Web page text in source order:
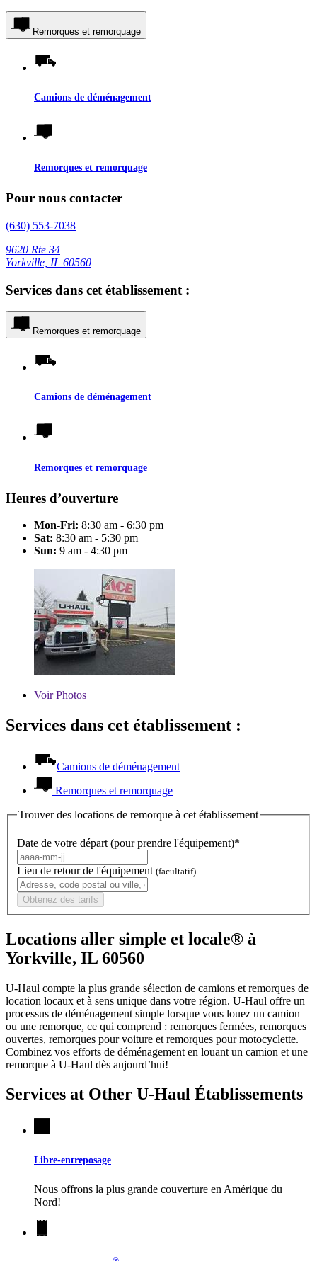
Remorques et remorquage
Camions de déménagement
Remorques et remorquage
Pour nous contacter
(630) 553-7038
9620 Rte 34
Yorkville, IL 60560
Services dans cet établissement :
Remorques et remorquage
Camions de déménagement
Remorques et remorquage
Heures d’ouverture
Mon-Fri: 8:30 am - 6:30 pm
Sat: 8:30 am - 5:30 pm
Sun: 9 am - 4:30 pm
VoirPhotos
Services dans cet établissement :
Camions de déménagement
Remorques et remorquage
Trouver des locations de remorque à cet établissement
Date de votre départ (pour prendre l'équipement)*
Lieu de retour de l'équipement (facultatif)
Obtenez des tarifs
Locations aller simple et locale® à
Yorkville, IL 60560
U-Haul compte la plus grande sélection de camions et remorques de
location locaux et à sens unique dans votre région. U-Haul offre un
processus de déménagement simple lorsque vous louez un camion
ou une remorque, ce qui comprend : remorques fermées, remorques
ouvertes, remorques pour voiture et remorques pour motocyclette.
Combinez vos efforts de déménagement en louant un camion et une
remorque à U-Haul dès aujourd’hui!
Services at Other U-Haul Établissements
Libre-entreposage
Nous offrons la plus grande couverture en Amérique du
Nord!